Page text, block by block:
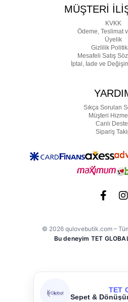
MÜŞTERİ
KVKK
Ödeme, Teslimat
Üyelik
Gizlilik
Mesafeli Satış
İptal, İade ve
Sıkça Sorulan
Müşteri
Canlı
Sipariş
© 2026 qulovebutik.com –
Bu deneyim TET
TET
Meta &